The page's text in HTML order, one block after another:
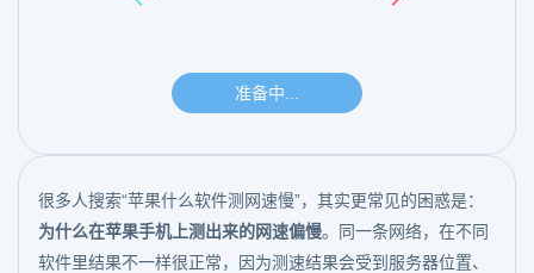
很多人搜索“苹果什么软件测网速慢”，其实更常见的困惑是：
为什么在苹果手机上测出来的网速偏慢。同一条网络，在不同
软件里结果不一样很正常，因为测速结果会受到服务器位置、